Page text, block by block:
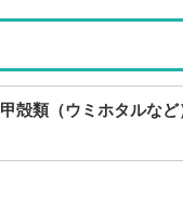
殻類（ウミホタルな